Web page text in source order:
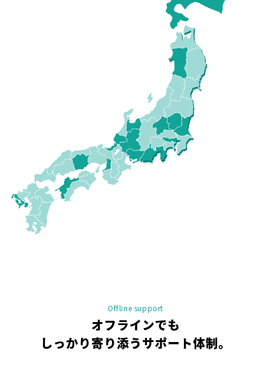
Offline support
オフラインでも
しっかり寄り添うサポート体制。